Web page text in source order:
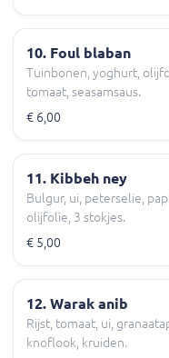
10. Foul blaban
Tuinbonen, yoghurt,
tomaat, seasamsaus.
€ 6,00
11. Kibbeh ney
Bulgur, ui, peterselie,
olijfolie, 3 stokjes.
€ 5,00
12. Warak anib
Rijst, tomaat, ui,
knoflook, kruiden.